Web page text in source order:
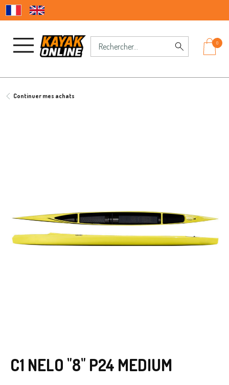
0
Continuer mes achats
C1 NELO "8" P24 MEDIUM